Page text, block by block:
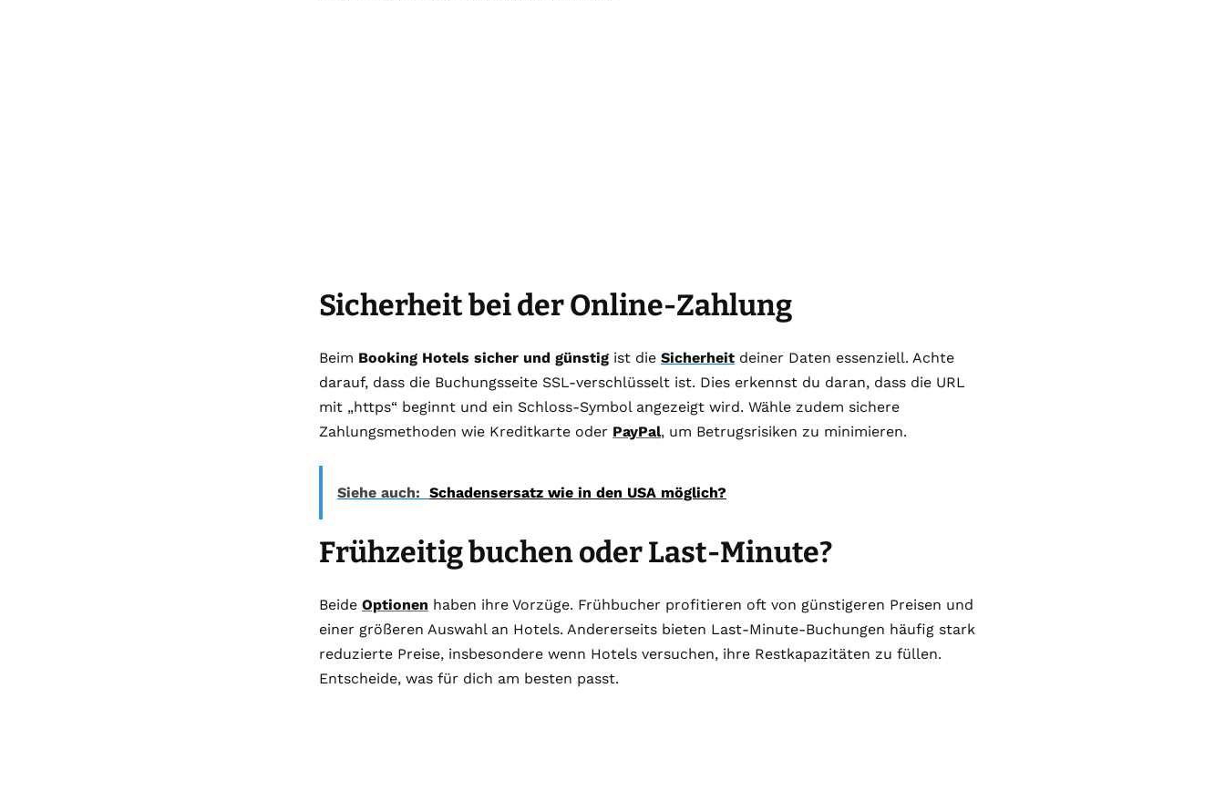
Sicherheit bei der Online-Zahlung
Beim Booking Hotels sicher und günstig ist die Sicherheit deiner Daten essenziell. Achte
darauf, dass die Buchungsseite SSL-verschlüsselt ist. Dies erkennst du daran, dass die URL
mit „https“ beginnt und ein Schloss-Symbol angezeigt wird. Wähle zudem sichere
Zahlungsmethoden wie Kreditkarte oder PayPal, um Betrugsrisiken zu minimieren.
Siehe auch: Schadensersatz wie in den USA möglich?
Frühzeitig buchen oder Last-Minute?
Beide Optionen haben ihre Vorzüge. Frühbucher profitieren oft von günstigeren Preisen und
einer größeren Auswahl an Hotels. Andererseits bieten Last-Minute-Buchungen häufig stark
reduzierte Preise, insbesondere wenn Hotels versuchen, ihre Restkapazitäten zu füllen.
Entscheide, was für dich am besten passt.